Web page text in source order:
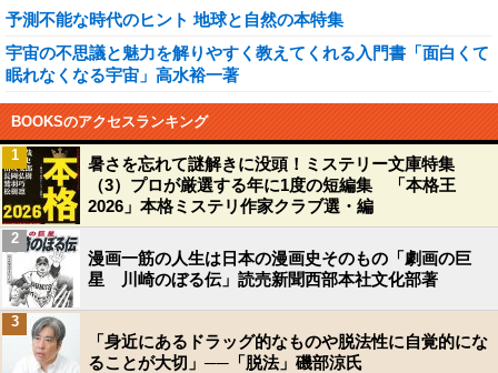
予測不能な時代のヒント 地球と自然の本特集
宇宙の不思議と魅力を解りやすく教えてくれる入門書「面白くて
眠れなくなる宇宙」高水裕一著
BOOKSのアクセスランキング
暑さを忘れて謎解きに没頭！ミステリー文庫特集
（3）プロが厳選する年に1度の短編集 「本格王
2026」本格ミステリ作家クラブ選・編
1
漫画一筋の人生は日本の漫画史そのもの「劇画の巨
星 川崎のぼる伝」読売新聞西部本社文化部著
2
「身近にあるドラッグ的なものや脱法性に自覚的にな
ることが大切」──「脱法」磯部涼氏
3